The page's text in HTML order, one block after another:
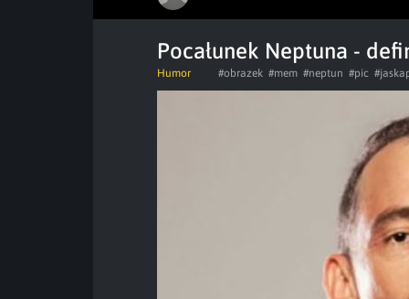
Pocałunek Neptuna -
Humor #obrazek #mem #neptun #pic